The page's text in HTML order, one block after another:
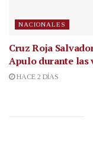
NACIONALES
Cruz Roja
Apulo durante las
HACE 2 DÍAS